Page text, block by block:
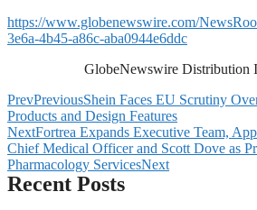
https://www.globenewswire.com/
3e6a-4b45-a86c-aba0944e6ddc
GlobeNewswire Distribution
PrevPreviousShein Faces EU Scrutiny
Products and Design Features
NextFortrea Expands Executive Team,
Chief Medical Officer and Scott Dove as
Pharmacology ServicesNext
Recent Posts